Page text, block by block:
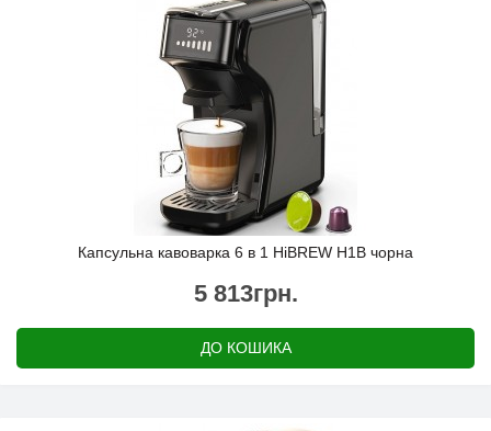
Капсульна кавоварка 6 в 1 HiBREW H1B чорна
5 813грн.
ДО КОШИКА